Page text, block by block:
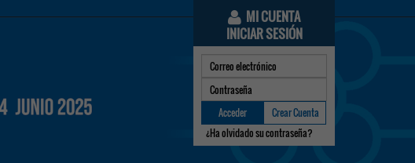
MI CUENTA
INICIAR SESIÓN
Acceder
Crear Cuenta
¿Ha olvidado su contraseña?